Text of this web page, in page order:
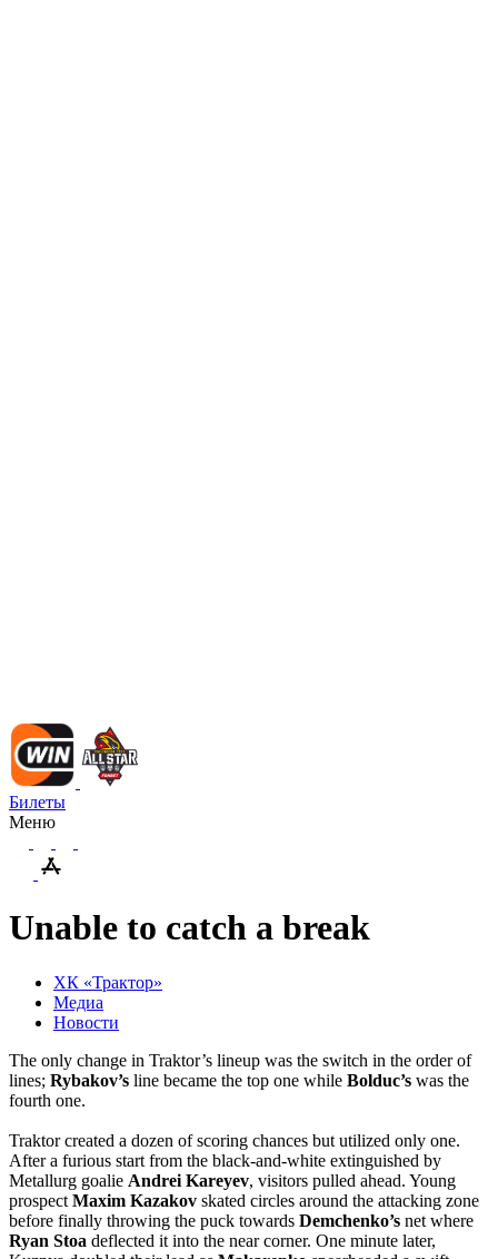
Билеты
Меню
Unable to catch a break
ХК «Трактор»
Медиа
Новости
The only change in Traktor’s lineup was the switch in the order of
lines; Rybakov’s line became the top one while Bolduc’s was the
fourth one.
Traktor created a dozen of scoring chances but utilized only one.
After a furious start from the black-and-white extinguished by
Metallurg goalie Andrei Kareyev, visitors pulled ahead. Young
prospect Maxim Kazakov skated circles around the attacking zone
before finally throwing the puck towards Demchenko’s net where
Ryan Stoa deflected it into the near corner. One minute later,